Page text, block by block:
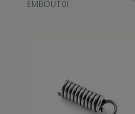
EMBOUT01